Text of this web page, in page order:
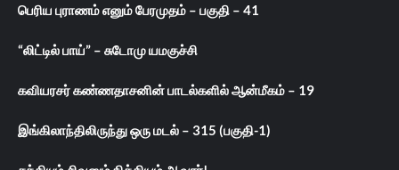
பெரிய புராணம் எனும் பேரமுதம் – பகுதி – 41
“லிட்டில் பாய்” – சுடோமு யமகுச்சி
கவியரசர் கண்ணதாசனின் பாடல்களில் ஆன்மீகம் – 19
இங்கிலாந்திலிருந்து ஒரு மடல் – 315 (பகுதி-1)